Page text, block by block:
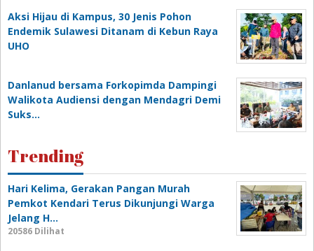
‎Aksi Hijau di Kampus, 30 Jenis Pohon
Endemik Sulawesi Ditanam di Kebun Raya
UHO
Danlanud bersama Forkopimda Dampingi
Walikota Audiensi dengan Mendagri Demi
Suks…
Trending
Hari Kelima, Gerakan Pangan Murah
Pemkot Kendari Terus Dikunjungi Warga
Jelang H…
20586 Dilihat